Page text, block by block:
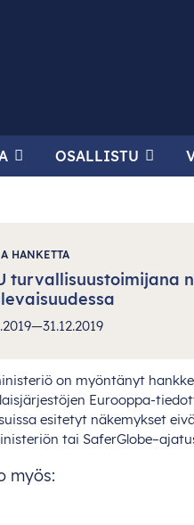
OSALLISTU
HANKETTA
turvallisuustoimijana
on myöntänyt han
aisjärjestöjen Eurooppa-
esitetyt näkemykset e
inisteriön tai SaferGlobe–ajat
myös: